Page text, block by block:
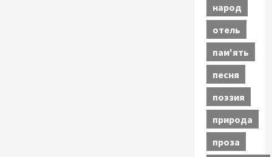
народ
отель
пам'ять
песня
поэзия
природа
проза